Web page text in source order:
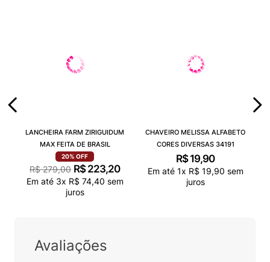
LANCHEIRA FARM ZIRIGUIDUM
MAX FEITA DE BRASIL
20% OFF
R$ 279,00 R$ 223,20
Em até 3x R$ 74,40 sem
juros
CHAVEIRO MELISSA ALFABETO
CORES DIVERSAS 34191
R$ 19,90
Em até 1x R$ 19,90 sem
juros
Avaliações